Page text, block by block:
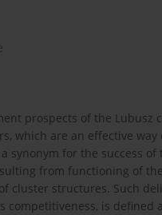
prospects of the Lubusz
which are an effective
synonym for the success
from functioning of
cluster structures. Such
competitiveness, is